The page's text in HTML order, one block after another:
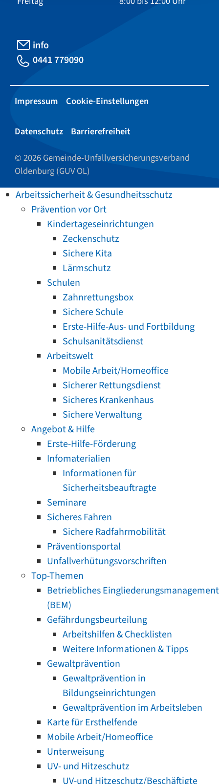
info
0441 779090
Impressum Cookie-Einstellungen
Datenschutz Barrierefreiheit
© 2026 Gemeinde-Unfallversicherungsverband
Oldenburg (GUV OL)
Arbeitssicherheit & Gesundheitsschutz
Prävention vor Ort
Kindertageseinrichtungen
Zeckenschutz
Sichere Kita
Lärmschutz
Schulen
Zahnrettungsbox
Sichere Schule
Erste-Hilfe-Aus- und Fortbildung
Schulsanitätsdienst
Arbeitswelt
Mobile Arbeit/Homeoffice
Sicherer Rettungsdienst
Sicheres Krankenhaus
Sichere Verwaltung
Angebot & Hilfe
Erste-Hilfe-Förderung
Infomaterialien
Informationen für
Sicherheitsbeauftragte
Seminare
Sicheres Fahren
Sichere Radfahrmobilität
Präventionsportal
Unfallverhütungsvorschriften
Top-Themen
Betriebliches Eingliederungsmanagement
(BEM)
Gefährdungsbeurteilung
Arbeitshilfen & Checklisten
Weitere Informationen & Tipps
Gewaltprävention
Gewaltprävention in
Bildungseinrichtungen
Gewaltprävention im Arbeitsleben
Karte für Ersthelfende
Mobile Arbeit/Homeoffice
Unterweisung
UV- und Hitzeschutz
UV-und Hitzeschutz/Beschäftigte